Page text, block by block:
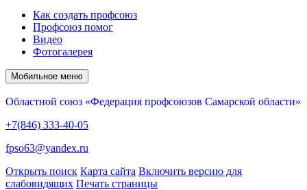
Как создать профсоюз
Профсоюз помог
Видео
Фотогалерея
Мобильное меню
Областной союз «Федерация профсоюзов Самарской области»
+7(846) 333-40-05
fpso63@yandex.ru
Открыть поиск Карта сайта Включить версию для
слабовидящих Печать страницы